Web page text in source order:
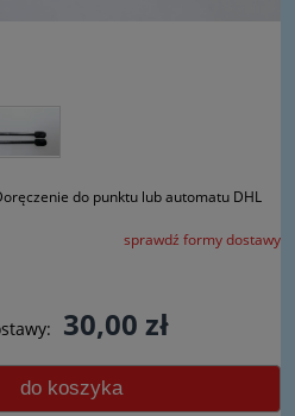
do punktu lub automatu DHL
kosztów płatnościsprawdź formy dostawy
30,00 zł
do koszyka